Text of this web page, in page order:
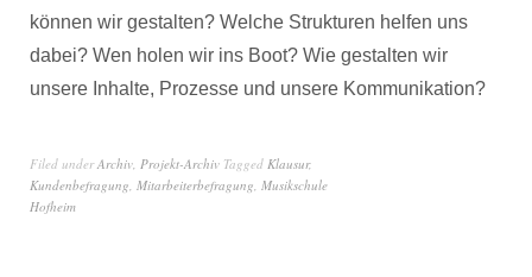
können wir gestalten? Welche Strukturen helfen uns
dabei? Wen holen wir ins Boot? Wie gestalten wir
unsere Inhalte, Prozesse und unsere Kommunikation?
Filed underArchiv, Projekt-Archiv Tagged Klausur,
Kundenbefragung, Mitarbeiterbefragung, Musikschule
Hofheim